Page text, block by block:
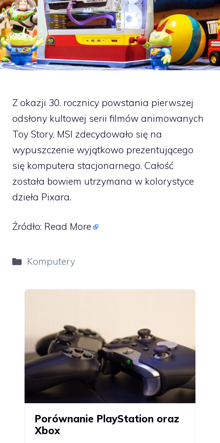
Z okazji 30. rocznicy powstania pierwszej
odsłony kultowej serii filmów animowanych
Toy Story, MSI zdecydowało się na
wypuszczenie wyjątkowo prezentującego
się komputera stacjonarnego. Całość
została bowiem utrzymana w kolorystyce
dzieła Pixara.
Źródło: Read More
Kategorie
Komputery
Porównanie PlayStation oraz
Xbox